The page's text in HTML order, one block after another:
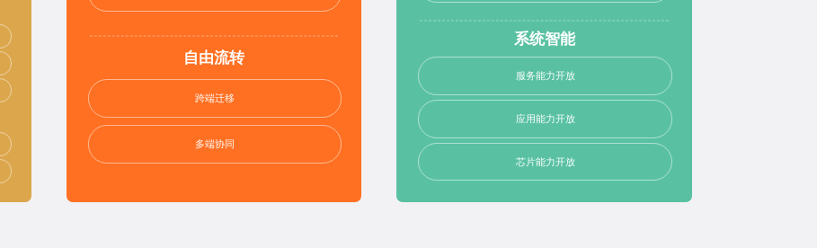
自由流转
跨端迁移
多端协同
系统智能
服务能力开放
应用能力开放
芯片能力开放